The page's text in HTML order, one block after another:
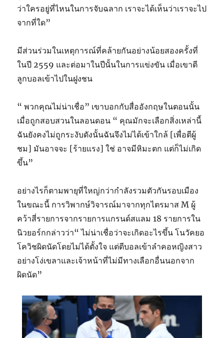
ว่าใครอยู่ที่ไหนในการจับฉลาก เราจะได้เห็นว่าเราจะไป
จากที่ใด”
มีส่วนร่วมในเหตุการณ์ที่คล้ายกันอย่างน้อยสองครั้งที่
ในปี 2559 และต่อมาในปีนั้นในการแข่งขัน เมื่อเขาตี
ลูกบอลเข้าไปในฝูงชน
“ พวกคุณไม่น่าเชื่อ” เขาบอกกับสื่ออังกฤษในตอนนั้น
เมื่อถูกสอบสวนในลอนดอน “ คุณมักจะเลือกสิ่งเหล่านี้
ฉันยังคงไม่ถูกระงับดังนั้นฉันจึงไม่ได้เข้าใกล้ [เพื่อตีผู้
ชม] มันอาจจะ [ร้ายแรง] ใช่ อาจมีหิมะตก แต่ก็ไม่เกิด
ขึ้น”
อย่างไรก็ตามพายุที่ใหญ่กว่ากำลังรวมตัวกันรอบเมือง
ในขณะนี้ การวิพากษ์วิจารณ์มาจากทุกไตรมาส M ผู้
คว้าสี่รายการจากรายการแกรนด์สแลม 18 รายการใน
นิวยอร์กกล่าวว่า“ ไม่น่าเชื่อว่าจะเกิดอะไรขึ้น โนวัคยอ
โควิชผิดนัดโดยไม่ได้ตั้งใจ แต่ตีบอลเข้าลำคอหญิงสาว
อย่างโง่เขลาและเจ้าหน้าที่ไม่มีทางเลือกอื่นนอกจาก
ผิดนัด”